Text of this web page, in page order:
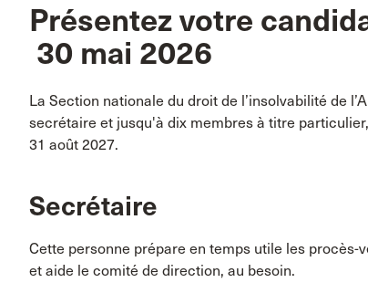
Présentez votre
30 mai 2026
La Section nationale du droit de l’insolvabilité de
secrétaire et jusqu'à dix membres à titre
31 août 2027.
Secrétaire
Cette personne prépare en temps utile les
et aide le comité de direction, au besoin.